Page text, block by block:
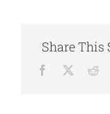
Share This
Facebook